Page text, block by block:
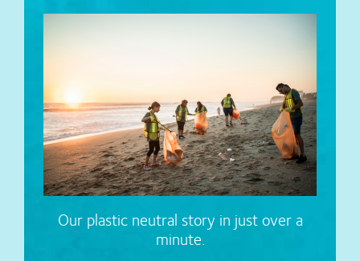
Our plastic neutral story in just over a
minute.